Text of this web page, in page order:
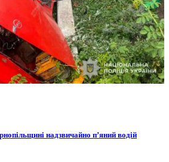
надзвичайно п’яний водій